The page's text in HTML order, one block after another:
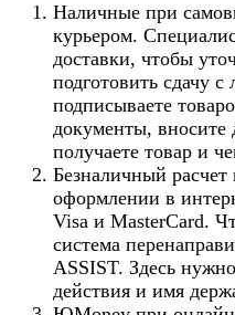
Наличные при
курьером.
доставки, чтобы
подготовить сдачу
подписываете
документы, вносите
получаете товар и
Безналичный
оформлении в
Visa и MasterCard.
система
ASSIST. Здесь
действия и имя